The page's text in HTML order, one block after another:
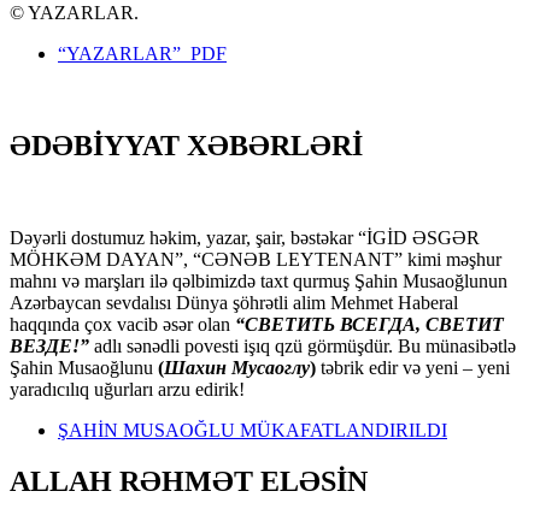
© YAZARLAR.
“YAZARLAR” PDF
ƏDƏBİYYAT XƏBƏRLƏRİ
Dəyərli dostumuz həkim, yazar, şair, bəstəkar “İGİD ƏSGƏR
MÖHKƏM DAYAN”, “CƏNƏB LEYTENANT” kimi məşhur
mahnı və marşları ilə qəlbimizdə taxt qurmuş Şahin Musaoğlunun
Azərbaycan sevdalısı Dünya şöhrətli alim Mehmet Haberal
haqqında çox vacib əsər olan “СВЕТИТЬ ВСЕГДА, СВЕТИТ
ВЕЗДЕ!” adlı sənədli povesti işıq qzü görmüşdür. Bu münasibətlə
Şahin Musaoğlunu (Шахин Мусаоглу) təbrik edir və yeni – yeni
yaradıcılıq uğurları arzu edirik!
ŞAHİN MUSAOĞLU MÜKAFATLANDIRILDI
ALLAH RƏHMƏT ELƏSİN